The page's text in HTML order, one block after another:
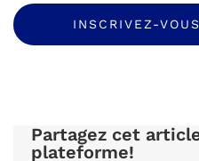
INSCRIVEZ-
Partagez cet
plateforme!